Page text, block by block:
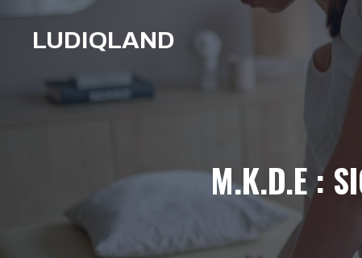
contenu
LUDIQLAND
M.K.D.E :